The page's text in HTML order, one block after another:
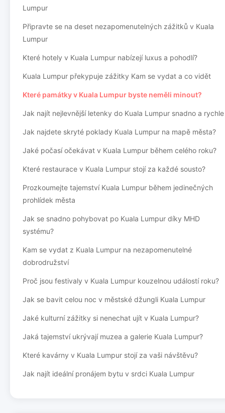
Lumpur
Připravte se na deset nezapomenutelných zážitků v Kuala
Lumpur
Které hotely v Kuala Lumpur nabízejí luxus a pohodlí?
Kuala Lumpur překypuje zážitky Kam se vydat a co vidět
Které památky v Kuala Lumpur byste neměli minout?
Jak najít nejlevnější letenky do Kuala Lumpur snadno a rychle
Jak najdete skryté poklady Kuala Lumpur na mapě města?
Jaké počasí očekávat v Kuala Lumpur během celého roku?
Které restaurace v Kuala Lumpur stojí za každé sousto?
Prozkoumejte tajemství Kuala Lumpur během jedinečných
prohlídek města
Jak se snadno pohybovat po Kuala Lumpur díky MHD
systému?
Kam se vydat z Kuala Lumpur na nezapomenutelné
dobrodružství
Proč jsou festivaly v Kuala Lumpur kouzelnou událostí roku?
Jak se bavit celou noc v městské džungli Kuala Lumpur
Jaké kulturní zážitky si nenechat ujít v Kuala Lumpur?
Jaká tajemství ukrývají muzea a galerie Kuala Lumpur?
Které kavárny v Kuala Lumpur stojí za vaši návštěvu?
Jak najít ideální pronájem bytu v srdci Kuala Lumpur